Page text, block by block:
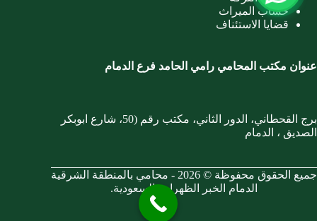
حساب الميراث
قضايا الاستئناف
عنوان مكتب المحامي رامي الحامد فرع الدمام
برج القحطاني، الدور الثاني، مكتب رقم (50، شارع ابوبكر
الصديق ، الدمام
جميع الحقوق محفوظة © 2026 - محامي بالمنطقة الشرقية
الدمام الخبر الظهران بالسعودية.